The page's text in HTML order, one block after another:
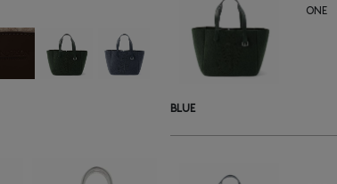
ONE
BLUE